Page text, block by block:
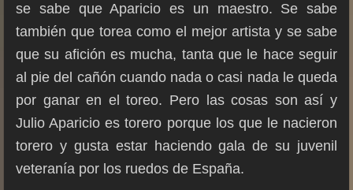
se sabe que Aparicio es un maestro. Se sabe
también que torea como el mejor artista y se sabe
que su afición es mucha, tanta que le hace seguir
al pie del cañón cuando nada o casi nada le queda
por ganar en el toreo. Pero las cosas son así y
Julio Aparicio es torero porque los que le nacieron
torero y gusta estar haciendo gala de su juvenil
veteranía por los ruedos de España.